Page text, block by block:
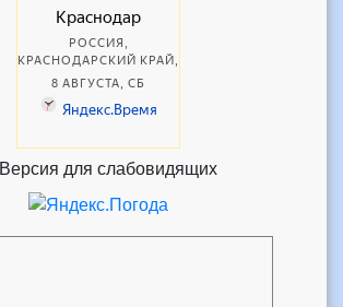
Версия для слабовидящих